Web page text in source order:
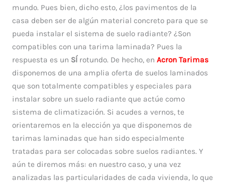
mundo. Pues bien, dicho esto, ¿los pavimentos de la
casa deben ser de algún material concreto para que se
pueda instalar el sistema de suelo radiante? ¿Son
compatibles con una tarima laminada? Pues la
respuesta es un SÍ rotundo. De hecho, en Acron Tarimas
disponemos de una amplia oferta de suelos laminados
que son totalmente compatibles y especiales para
instalar sobre un suelo radiante que actúe como
sistema de climatización. Si acudes a vernos, te
orientaremos en la elección ya que disponemos de
tarimas laminadas que han sido especialmente
tratadas para ser colocadas sobre suelos radiantes. Y
aún te diremos más: en nuestro caso, y una vez
analizadas las particularidades de cada vivienda, lo que